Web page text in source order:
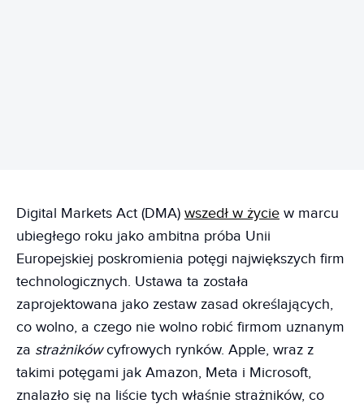
Digital Markets Act (DMA) wszedł w życie w marcu
ubiegłego roku jako ambitna próba Unii
Europejskiej poskromienia potęgi największych firm
technologicznych. Ustawa ta została
zaprojektowana jako zestaw zasad określających,
co wolno, a czego nie wolno robić firmom uznanym
za strażnikówcyfrowych rynków. Apple, wraz z
takimi potęgami jak Amazon, Meta i Microsoft,
znalazło się na liście tych właśnie strażników, co